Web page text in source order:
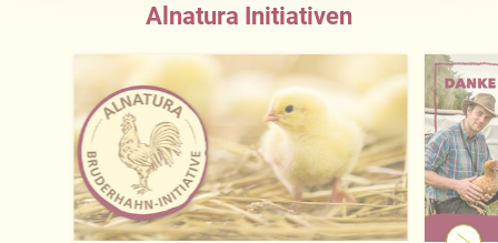
Näheres über uns erfahren Sie in unserem
Impressum.
Alnatura Initiativen